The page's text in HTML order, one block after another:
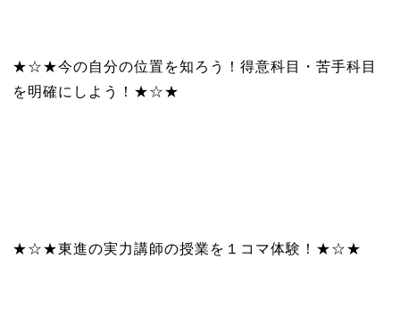
★☆★今の自分の位置を知ろう！得意科目・苦手科目
を明確にしよう！★☆★
★☆★東進の実力講師の授業を１コマ体験！★☆★